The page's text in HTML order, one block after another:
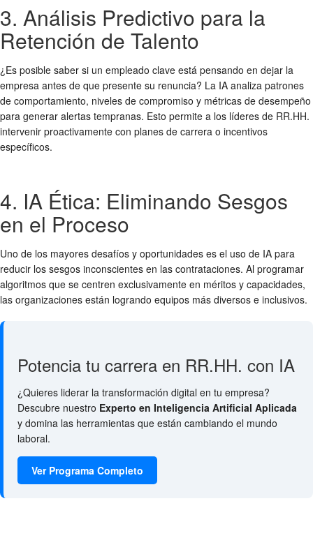
3. Análisis Predictivo para la
Retención de Talento
¿Es posible saber si un empleado clave está pensando en dejar la
empresa antes de que presente su renuncia? La IA analiza patrones
de comportamiento, niveles de compromiso y métricas de desempeño
para generar alertas tempranas. Esto permite a los líderes de RR.HH.
intervenir proactivamente con planes de carrera o incentivos
específicos.
4. IA Ética: Eliminando Sesgos
en el Proceso
Uno de los mayores desafíos y oportunidades es el uso de IA para
reducir los sesgos inconscientes en las contrataciones. Al programar
algoritmos que se centren exclusivamente en méritos y capacidades,
las organizaciones están logrando equipos más diversos e inclusivos.
Potencia tu carrera en RR.HH. con IA
¿Quieres liderar la transformación digital en tu empresa?
Descubre nuestro Experto en Inteligencia Artificial Aplicada
y domina las herramientas que están cambiando el mundo
laboral.
Ver Programa Completo